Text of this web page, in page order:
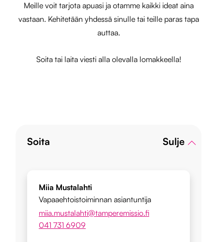
Meille voit tarjota apuasi ja otamme kaikki ideat aina
vastaan. Kehitetään yhdessä sinulle tai teille paras tapa
auttaa.
Soita tai laita viesti alla olevalla lomakkeella!
Soita
Miia Mustalahti
Vapaaehtoistoiminnan asiantuntija
miia.mustalahti@tamperemissio.fi
041 731 6909